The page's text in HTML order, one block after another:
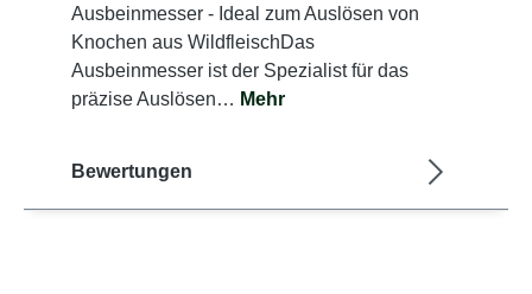
Ausbeinmesser - Ideal zum Auslösen von
Knochen aus WildfleischDas
Ausbeinmesser ist der Spezialist für das
präzise Auslösen… Mehr
Bewertungen